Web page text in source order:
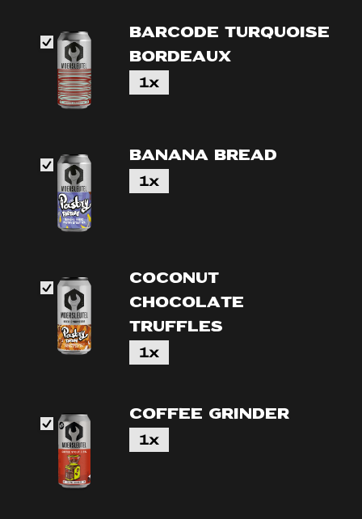
Barcode Turquoise
Bordeaux
1x
Banana bread
1x
Coconut
Chocolate
Truffles
1x
Coffee Grinder
1x